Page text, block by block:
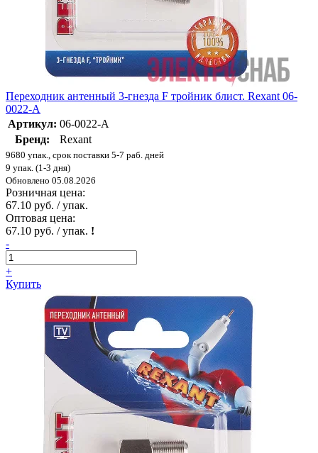
Переходник антенный 3-гнезда F тройник блист. Rexant 06-
0022-A
Артикул: 06-0022-A
Бренд:
Rexant
9680 упак., срок поставки 5-7 раб. дней
9 упак. (1-3 дня)
Обновлено 05.08.2026
Розничная цена:
67.10 руб. / упак.
Оптовая цена:
67.10 руб. / упак. !
-
+
Купить